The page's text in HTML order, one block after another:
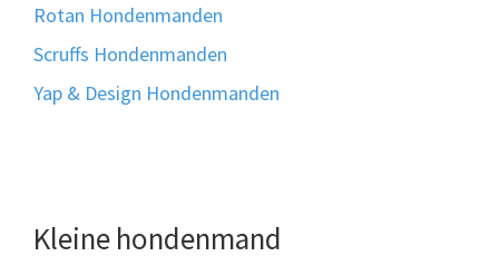
Rotan Hondenmanden
Scruffs Hondenmanden
Yap & Design Hondenmanden
Kleine hondenmand